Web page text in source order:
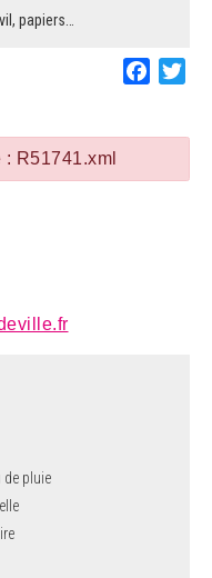
papiers…
R51741.xml
de pluie